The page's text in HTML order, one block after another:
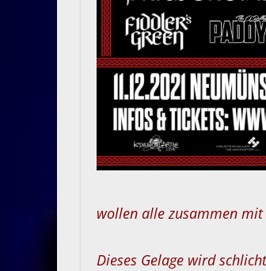
wollen alle zusammen mit
Dieses Gelage wird